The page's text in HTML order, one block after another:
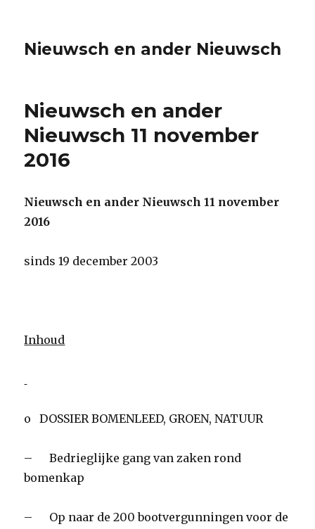
Nieuwsch en ander Nieuwsch
Nieuwsch en ander
Nieuwsch 11 november
2016
Nieuwsch en ander Nieuwsch 11 november
2016
sinds 19 december 2003
Inhoud
o DOSSIER BOMENLEED, GROEN, NATUUR
– Bedrieglijke gang van zaken rond
bomenkap
– Op naar de 200 bootvergunningen voor de